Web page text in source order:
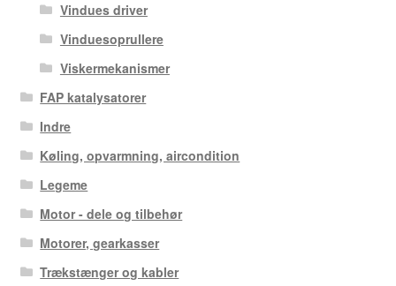
Vindues driver
Vinduesoprullere
Viskermekanismer
FAP katalysatorer
Indre
Køling, opvarmning, aircondition
Legeme
Motor - dele og tilbehør
Motorer, gearkasser
Trækstænger og kabler